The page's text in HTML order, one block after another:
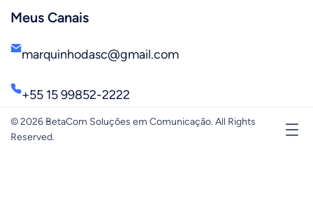
Meus Canais
marquinhodasc@gmail.com
+55 15 99852-2222
© 2026 BetaCom Soluções em Comunicação. All Rights
Reserved.